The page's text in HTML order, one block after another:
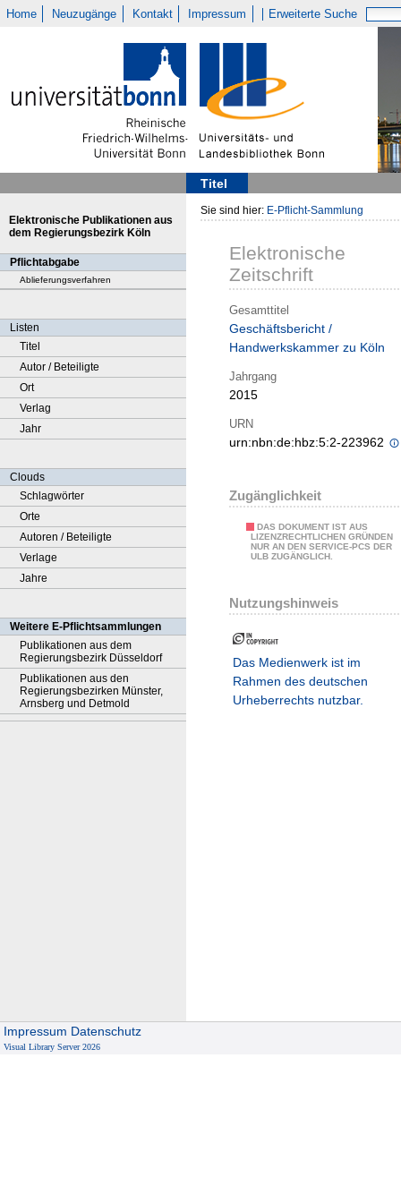
Home Neuzugänge Kontakt Impressum Erweiterte Suche
Titel
Elektronische Publikationen aus
dem Regierungsbezirk Köln
Pflichtabgabe
Ablieferungsverfahren
Listen
Titel
Autor / Beteiligte
Ort
Verlag
Jahr
Clouds
Schlagwörter
Orte
Autoren / Beteiligte
Verlage
Jahre
Weitere E-Pflichtsammlungen
Publikationen aus dem
Regierungsbezirk Düsseldorf
Publikationen aus den
Regierungsbezirken Münster,
Arnsberg und Detmold
Sie sind hier: E-Pflicht-Sammlung
Elektronische
Zeitschrift
Gesamttitel
Geschäftsbericht /
Handwerkskammer zu Köln
Jahrgang
2015
URN
urn:nbn:de:hbz:5:2-223962
Zugänglichkeit
DAS DOKUMENT IST AUS
LIZENZRECHTLICHEN GRÜNDEN
NUR AN DEN SERVICE-PCS DER
ULB ZUGÄNGLICH.
Nutzungshinweis
Das Medienwerk ist im
Rahmen des deutschen
Urheberrechts nutzbar.
Impressum Datenschutz
Visual Library Server 2026